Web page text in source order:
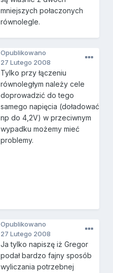
mniejszych połaczonych
równolegle.
Opublikowano
27 Lutego 2008
Tylko przy łączeniu
równoległym należy cele
doprowadzić do tego
samego napięcia (doładować
np do 4,2V) w przeciwnym
wypadku możemy mieć
problemy.
Opublikowano
27 Lutego 2008
Ja tylko napiszę iż Gregor
podał bardzo fajny sposób
wyliczania potrzebnej